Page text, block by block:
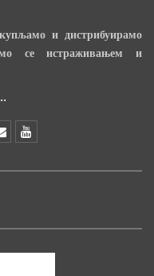
и дистрибуирамо
се истраживањем и